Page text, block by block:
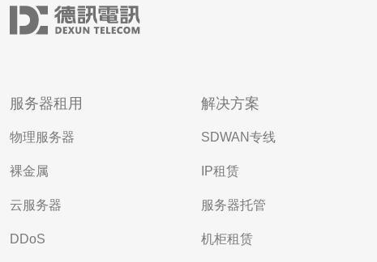
服务器租用
物理服务器
裸金属
云服务器
DDoS
解决方案
SDWAN专线
IP租赁
服务器托管
机柜租赁